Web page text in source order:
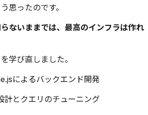
思ったのです。
らないままでは、最高のインフラは作れ
学び直しました。
によるバックエンド開発
計とクエリのチューニング